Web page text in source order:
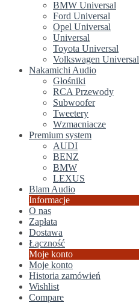
BMW Universal
Ford Universal
Opel Universal
Universal
Toyota Universal
Volkswagen Universal
Nakamichi Audio
Głośniki
RCA Przewody
Subwoofer
Tweetery
Wzmacniacze
Premium system
AUDI
BENZ
BMW
LEXUS
Blam Audio
Informacje
O nas
Zapłata
Dostawa
Łączność
Moje konto
Moje konto
Historia zamówień
Wishlist
Compare